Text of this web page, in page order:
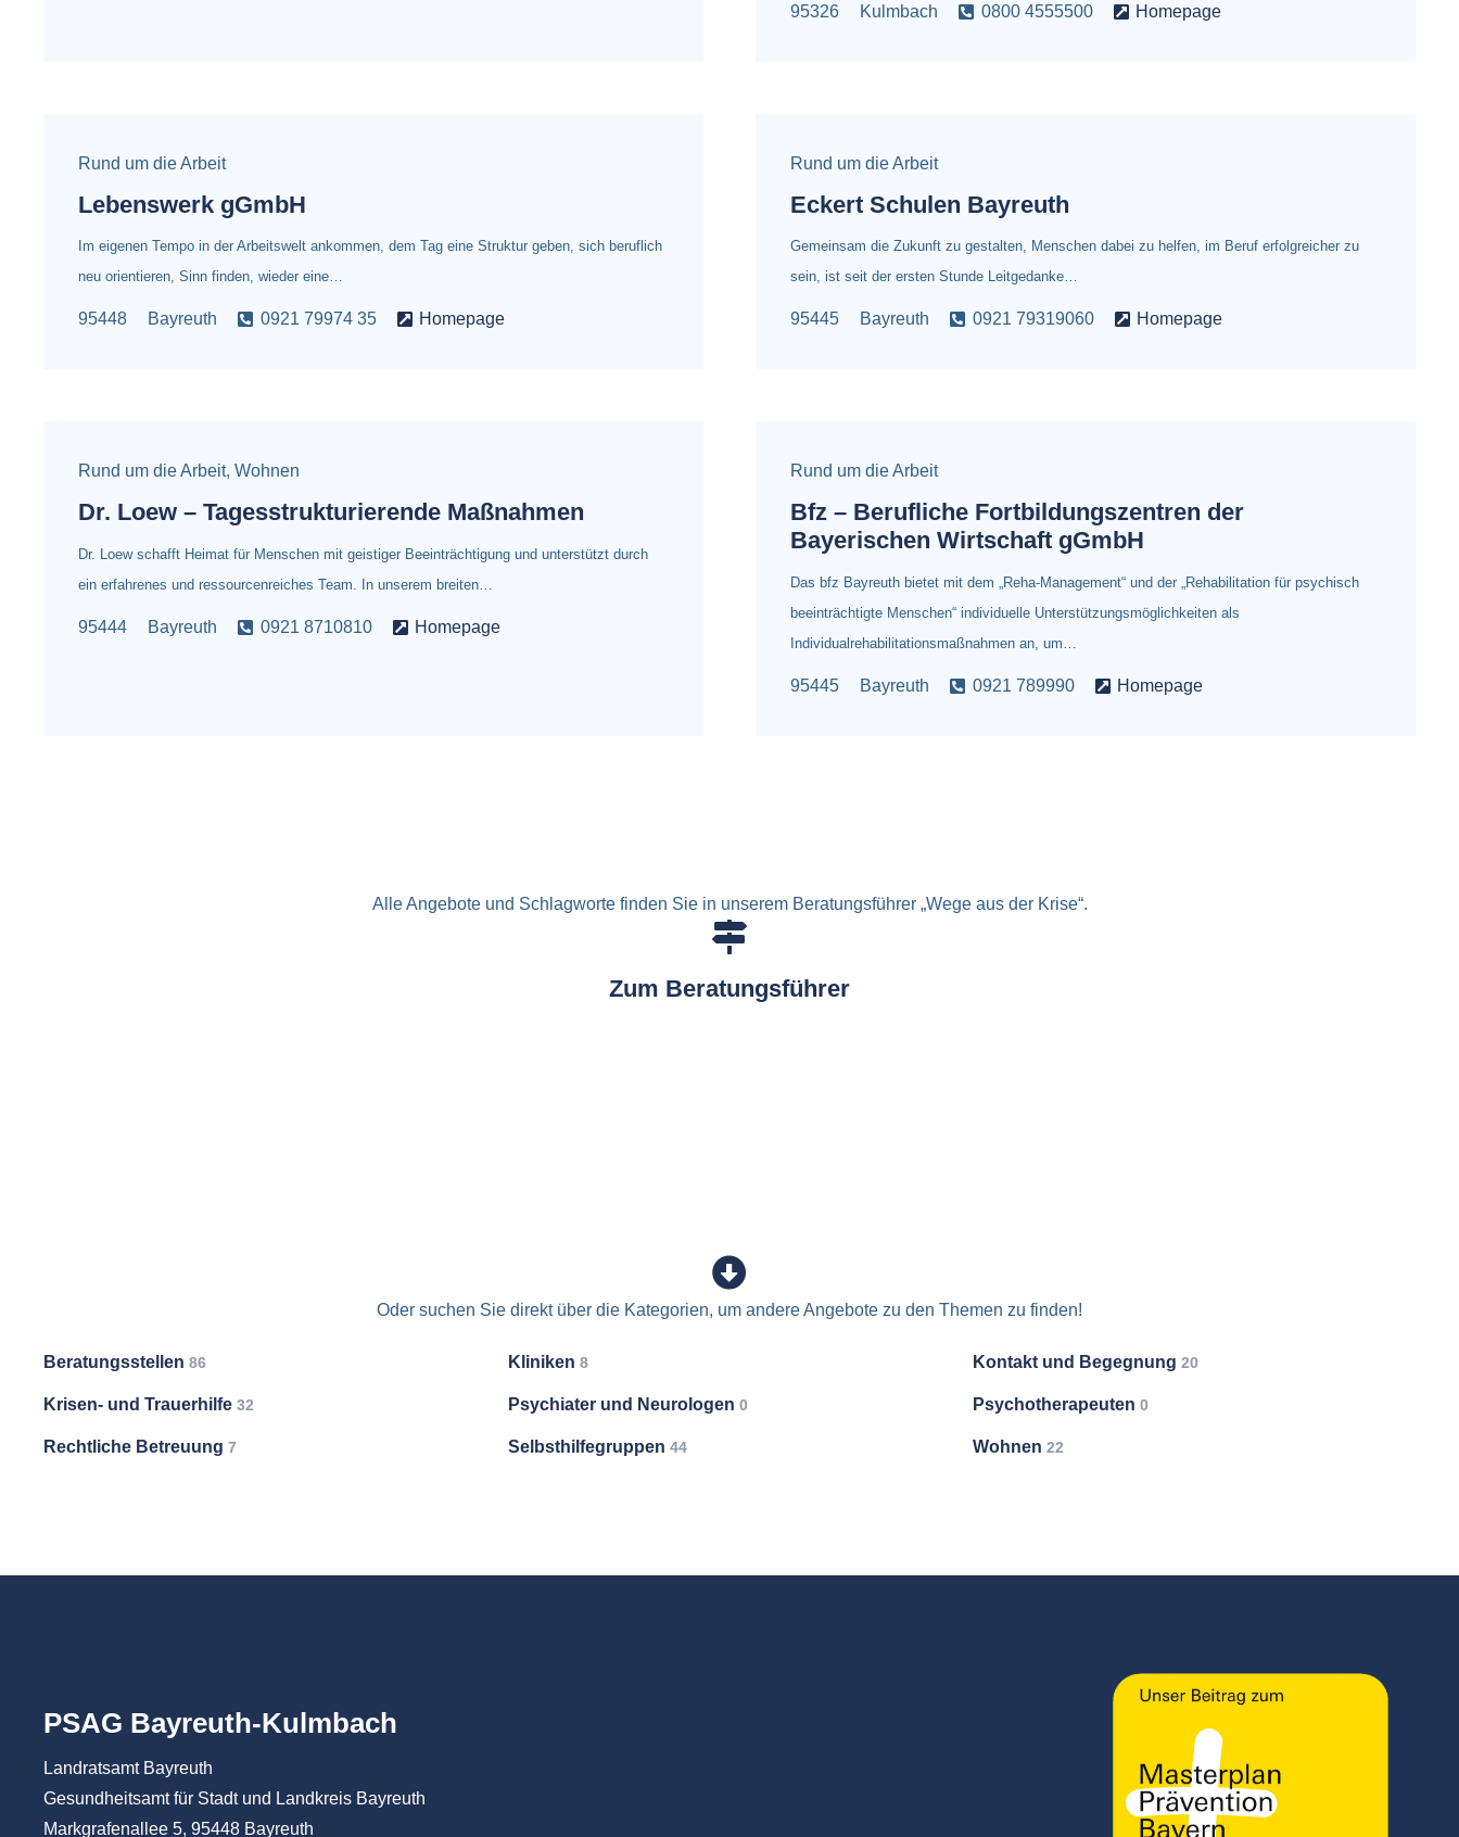
95326 Kulmbach 0800 4555500 Homepage
Rund um die Arbeit
Lebenswerk gGmbH
Im eigenen Tempo in der Arbeitswelt ankommen, dem Tag eine Struktur geben, sich beruflich
neu orientieren, Sinn finden, wieder eine…
95448 Bayreuth 0921 79974 35 Homepage
Rund um die Arbeit
Eckert Schulen Bayreuth
Gemeinsam die Zukunft zu gestalten, Menschen dabei zu helfen, im Beruf erfolgreicher zu
sein, ist seit der ersten Stunde Leitgedanke…
95445 Bayreuth 0921 79319060 Homepage
Rund um die Arbeit, Wohnen
Dr. Loew – Tagesstrukturierende Maßnahmen
Dr. Loew schafft Heimat für Menschen mit geistiger Beeinträchtigung und unterstützt durch
ein erfahrenes und ressourcenreiches Team. In unserem breiten…
95444 Bayreuth 0921 8710810 Homepage
Rund um die Arbeit
Bfz – Berufliche Fortbildungszentren der
Bayerischen Wirtschaft gGmbH
Das bfz Bayreuth bietet mit dem „Reha-Management“ und der „Rehabilitation für psychisch
beeinträchtigte Menschen“ individuelle Unterstützungsmöglichkeiten als
Individualrehabilitationsmaßnahmen an, um…
95445 Bayreuth 0921 789990 Homepage
Alle Angebote und Schlagworte finden Sie in unserem Beratungsführer „Wege aus der Krise“.
Zum Beratungsführer
Oder suchen Sie direkt über die Kategorien, um andere Angebote zu den Themen zu finden!
Beratungsstellen 86 Kliniken 8 Kontakt und Begegnung 20
Krisen- und Trauerhilfe 32 Psychiater und Neurologen 0 Psychotherapeuten 0
Rechtliche Betreuung 7 Selbsthilfegruppen 44 Wohnen 22
PSAG Bayreuth-Kulmbach
Landratsamt Bayreuth
Gesundheitsamt für Stadt und Landkreis Bayreuth
Markgrafenallee 5, 95448 Bayreuth